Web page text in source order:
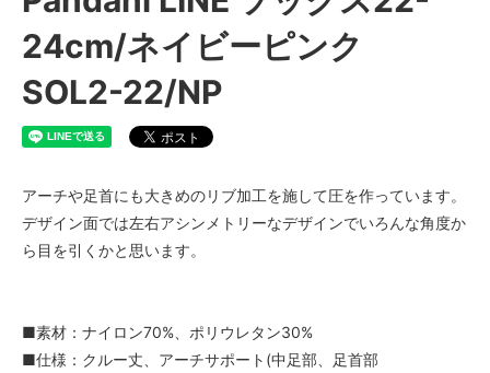
24cm/ネイビーピンク
SOL2-22/NP
アーチや足首にも大きめのリブ加工を施して圧を作っています。
デザイン面では左右アシンメトリーなデザインでいろんな角度か
ら目を引くかと思います。
■素材：ナイロン70%、ポリウレタン30%
■仕様：クルー丈、アーチサポート(中足部、足首部